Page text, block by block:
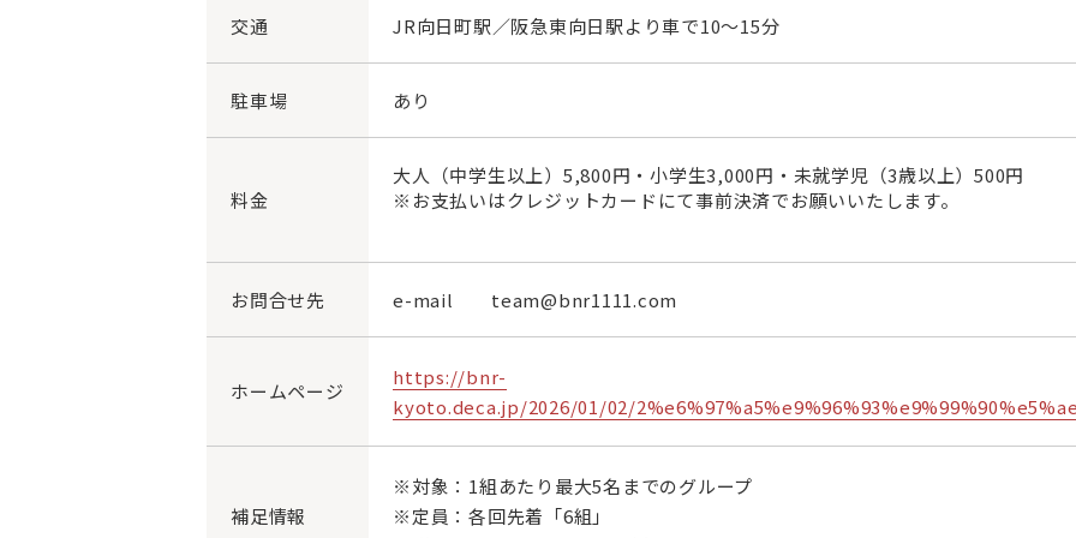
交通 JR向日町駅／阪急東向日駅より車で10～15分
駐車場 あり
料金
大人（中学生以上）5,800円・小学生3,000円・未就学児（3歳以上）500円
※お支払いはクレジットカードにて事前決済でお願いいたします。
お問合せ先 e-mail team@bnr1111.com
ホームページ
https://bnr-
kyoto.deca.jp/2026/01/02/
補足情報
※対象：1組あたり最大5名までのグループ
※定員：各回先着「6組」